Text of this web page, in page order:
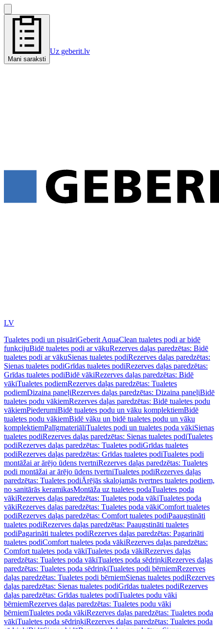
Mani saraksti
Uz geberit.lv
LV
Tualetes podi un pisuāriGeberit AquaClean tualetes podi ar bidē
funkcijuBidē tualetes podi ar vākuRezerves daļas paredzētas: Bidē
tualetes podi ar vākuSienas tualetes podiRezerves daļas paredzētas:
Sienas tualetes podiGrīdas tualetes podiRezerves daļas paredzētas:
Grīdas tualetes podiBidē vākiRezerves daļas paredzētas: Bidē
vākiTualetes podiemRezerves daļas paredzētas: Tualetes
podiemDizaina paneļiRezerves daļas paredzētas: Dizaina paneļiBidē
tualetes podu vākiemRezerves daļas paredzētas: Bidē tualetes podu
vākiemPiederumiBidē tualetes podu un vāku komplektiemBidē
tualetes podu vākiemBidē vāku un bidē tualetes podu un vāku
komplektiemPalīgmateriāliTualetes podi un tualetes poda vākiSienas
tualetes podiRezerves daļas paredzētas: Sienas tualetes podiTualetes
podiRezerves daļas paredzētas: Tualetes podiGrīdas tualetes
podiRezerves daļas paredzētas: Grīdas tualetes podiTualetes podi
montāžai ar ārējo ūdens tvertniRezerves daļas paredzētas: Tualetes
podi montāžai ar ārējo ūdens tvertniTualetes podiRezerves daļas
paredzētas: Tualetes podiĀrējās skalojamās tvertnes tualetes podiem,
no sanitārās keramikasMontāža uz tualetes podaTualetes poda
vākiRezerves daļas paredzētas: Tualetes poda vākiTualetes poda
vākiRezerves daļas paredzētas: Tualetes poda vākiComfort tualetes
podiRezerves daļas paredzētas: Comfort tualetes podiPaaugstināti
tualetes podiRezerves daļas paredzētas: Paaugstināti tualetes
podiPagarināti tualetes podiRezerves daļas paredzētas: Pagarināti
tualetes podiComfort tualetes poda vākiRezerves daļas paredzētas:
Comfort tualetes poda vākiTualetes poda vākiRezerves daļas
paredzētas: Tualetes poda vākiTualetes poda sēdriņķiRezerves daļas
paredzētas: Tualetes poda sēdriņķiTualetes podi bērniemRezerves
daļas paredzētas: Tualetes podi bērniemSienas tualetes podiRezerves
daļas paredzētas: Sienas tualetes podiGrīdas tualetes podiRezerves
daļas paredzētas: Grīdas tualetes podiTualetes podu vāki
bērniemRezerves daļas paredzētas: Tualetes podu vāki
bērniemTualetes poda vākiRezerves daļas paredzētas: Tualetes poda
vākiTualetes poda sēdriņķiRezerves daļas paredzētas: Tualetes poda